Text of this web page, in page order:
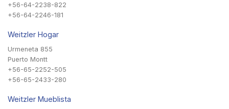
+56-64-2238-822
+56-64-2246-181
Weitzler Hogar
Urmeneta 855
Puerto Montt
+56-65-2252-505
+56-65-2433-280
Weitzler Mueblista